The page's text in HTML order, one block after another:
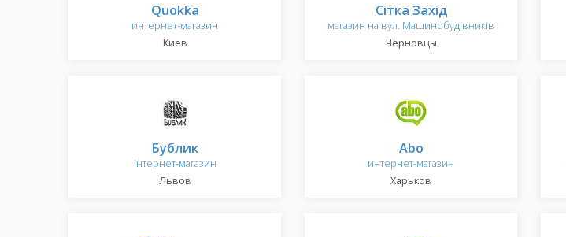
Quokka
интернет-магазин
Киев
Сітка Захід
магазин на вул. Машинобудівників
Черновцы
Бублик
інтернет-магазин
Львов
Abo
интернет-магазин
Харьков